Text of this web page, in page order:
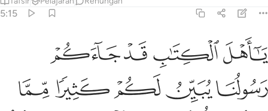
5:15
يا اهل الكتاب قد جاءكم رسولنا يبين لكم كثيرا مما كنتم تخفون من
يَـٰٓأَهْلَ ٱلْكِتَـٰبِ قَدْ جَآءَكُمْ رَسُولُنَا يُبَيِّنُ لَكُمْ كَثِيرًۭا مِّمَّا كُنتُمْ
ﱜﱝﱞﱟ
ﱠﱡﱢﱣﱤ